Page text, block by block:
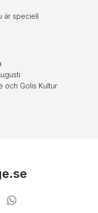
är speciell
och Golis Kultur